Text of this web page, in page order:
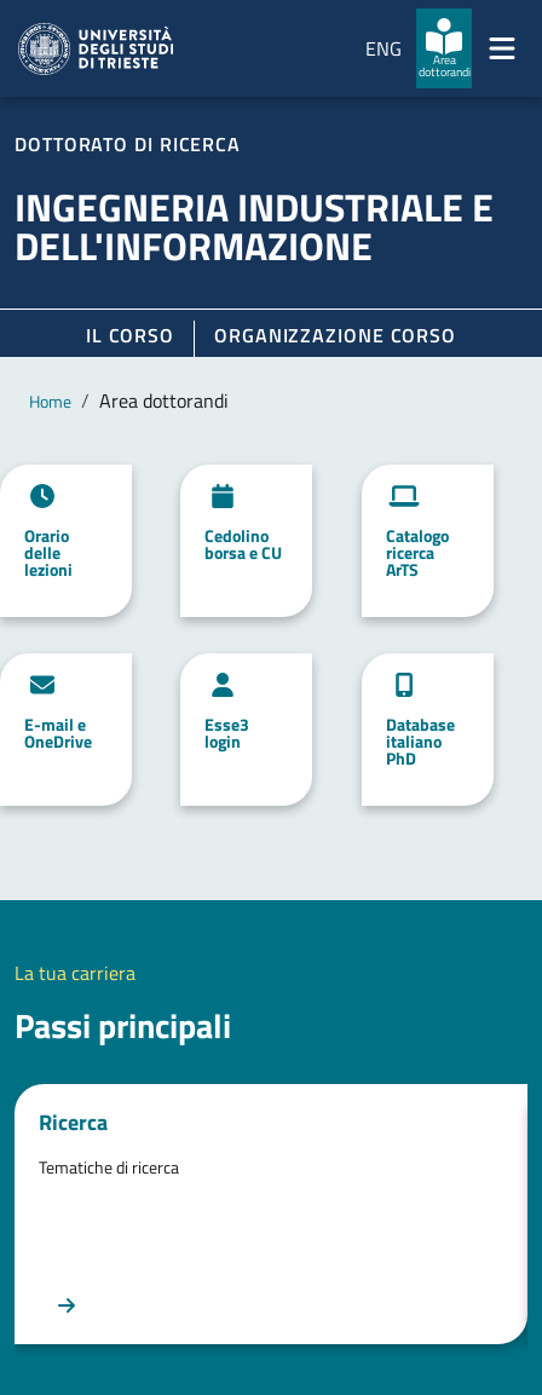
ENG
Area
dottorandi
DOTTORATO DI RICERCA
INGEGNERIA INDUSTRIALE E
DELL'INFORMAZIONE
IL CORSO ORGANIZZAZIONE CORSO
Contenuto principale
Breadcrumb
Home Area dottorandi
Orario
delle
lezioni
Cedolino
borsa e CU
Catalogo
ricerca
ArTS
E-mail e
OneDrive
Esse3
login
Database
italiano
PhD
La tua carriera
Passi principali
Ricerca
Tematiche di ricerca